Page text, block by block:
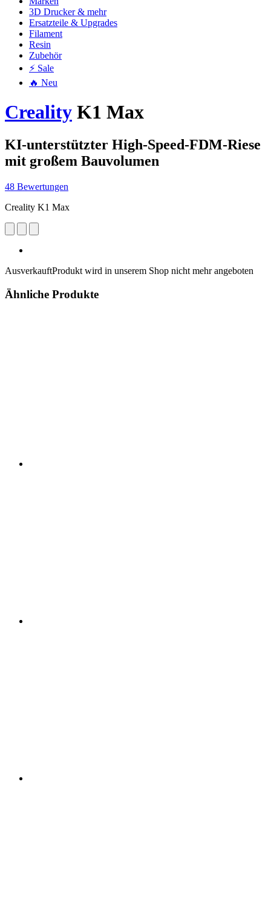
3D Drucker & mehr
Ersatzteile & Upgrades
Filament
Resin
Zubehör
⚡ Sale
🔥 Neu
Creality K1 Max
KI-unterstützter High-Speed-FDM-Riese
mit großem Bauvolumen
48 Bewertungen
Creality K1 Max
AusverkauftProdukt wird in unserem Shop nicht mehr angeboten
Ähnliche Produkte